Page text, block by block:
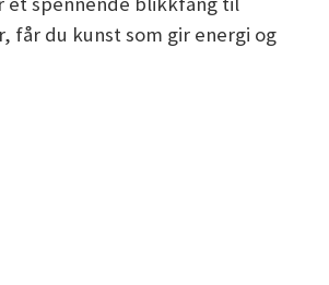
får du kunst som gir energi og